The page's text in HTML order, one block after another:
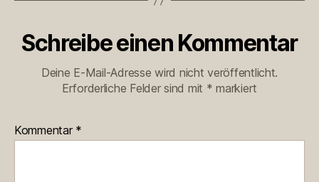
Schreibe einen Kommentar
Deine E-Mail-Adresse wird nicht veröffentlicht.
Erforderliche Felder sind mit * markiert
Kommentar *